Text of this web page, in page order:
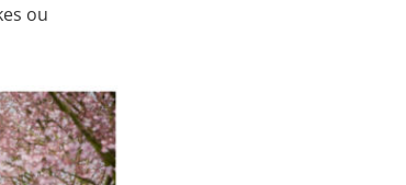
ou